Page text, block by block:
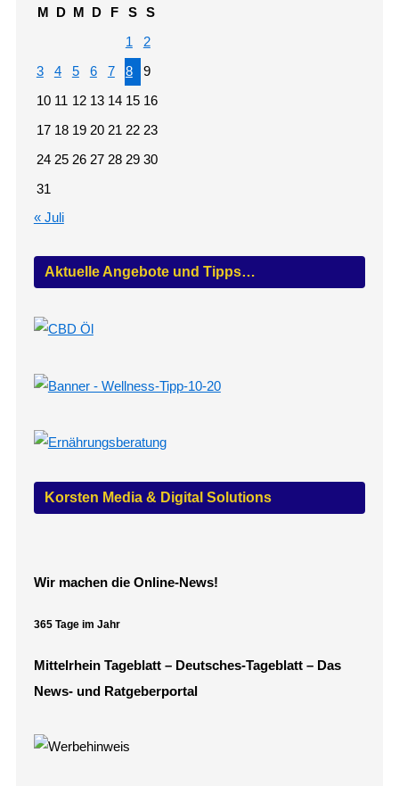
M
D M D F S S
1 2
3 4 5 6 7 8 9
10 11 12 13 14 15 16
17 18 19 20 21 22 23
24 25 26 27 28 29 30
31
« Juli
Aktuelle Angebote und Tipps…
Korsten Media & Digital Solutions
Wir machen die Online-News!
365 Tage im Jahr
Mittelrhein Tageblatt – Deutsches-Tageblatt – Das
News- und Ratgeberportal